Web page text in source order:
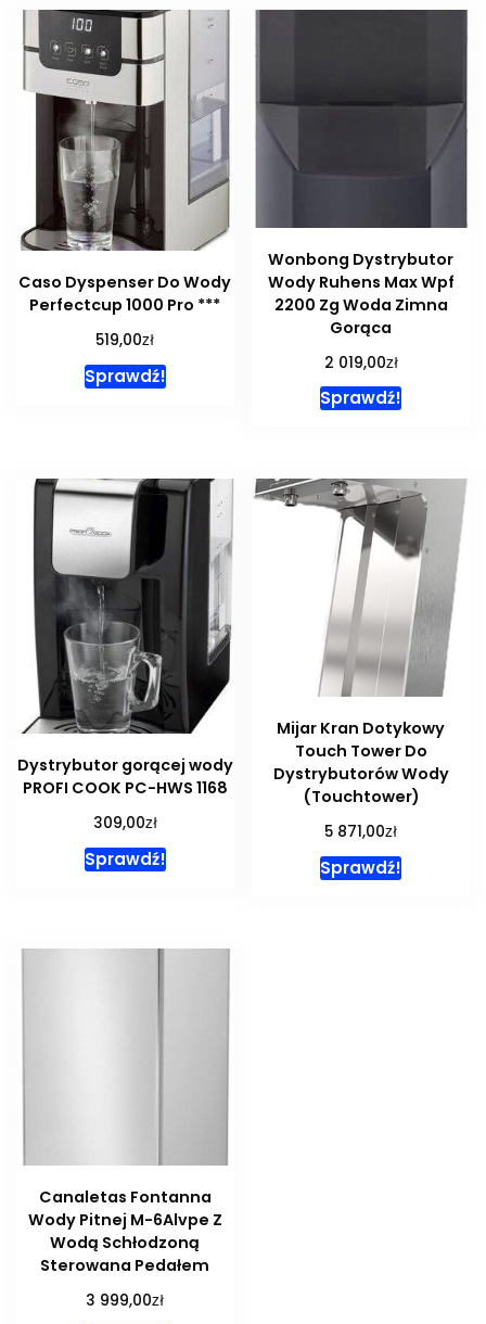
Caso Dyspenser Do Wody
Perfectcup 1000 Pro ***
519,00zł
Sprawdź!
Wonbong Dystrybutor
Wody Ruhens Max Wpf
2200 Zg Woda Zimna
Gorąca
2 019,00zł
Sprawdź!
Dystrybutor gorącej wody
PROFI COOK PC-HWS 1168
309,00zł
Sprawdź!
Mijar Kran Dotykowy
Touch Tower Do
Dystrybutorów Wody
(Touchtower)
5 871,00zł
Sprawdź!
Canaletas Fontanna
Wody Pitnej M-6Alvpe Z
Wodą Schłodzoną
Sterowana Pedałem
3 999,00zł